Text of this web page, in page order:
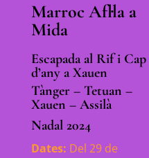
Marroc Afl·la a
Mida
Escapada al Rif i Cap
d’any a Xauen
Tànger – Tetuan –
Xauen – Assilà
Nadal 2024
Dates: Del 29 de